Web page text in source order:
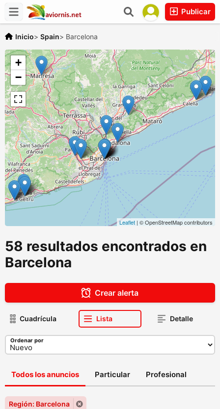
Publicar
Inicio> Spain> Barcelona
+
−
Leaflet | © OpenStreetMap contributors
58 resultados encontrados en
Barcelona
Crear alerta
Cuadrícula Lista Detalle
Ordenar por
Todos los anuncios Particular Profesional
Región: Barcelona